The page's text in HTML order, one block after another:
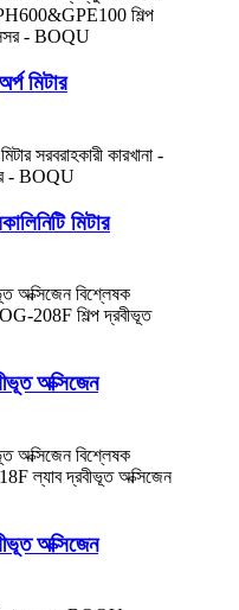
মিটার
মিটার
অক্সিজেন
অক্সিজেন